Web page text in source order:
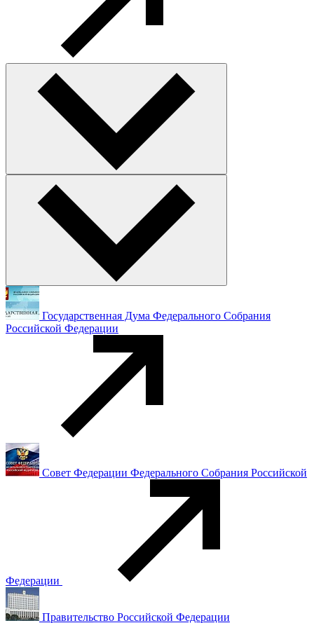
Государственная Дума Федерального Собрания
Российской Федерации
Совет Федерации Федерального Собрания Российской
Федерации
Правительство Российской Федерации